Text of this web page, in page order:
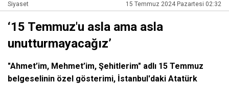
Siyaset 15 Temmuz 2024 Pazartesi 02:32
‘15 Temmuz'u asla ama asla
unutturmayacağız’
"Ahmet’im, Mehmet’im, Şehitlerim" adlı 15 Temmuz
belgeselinin özel gösterimi, İstanbul'daki Atatürk